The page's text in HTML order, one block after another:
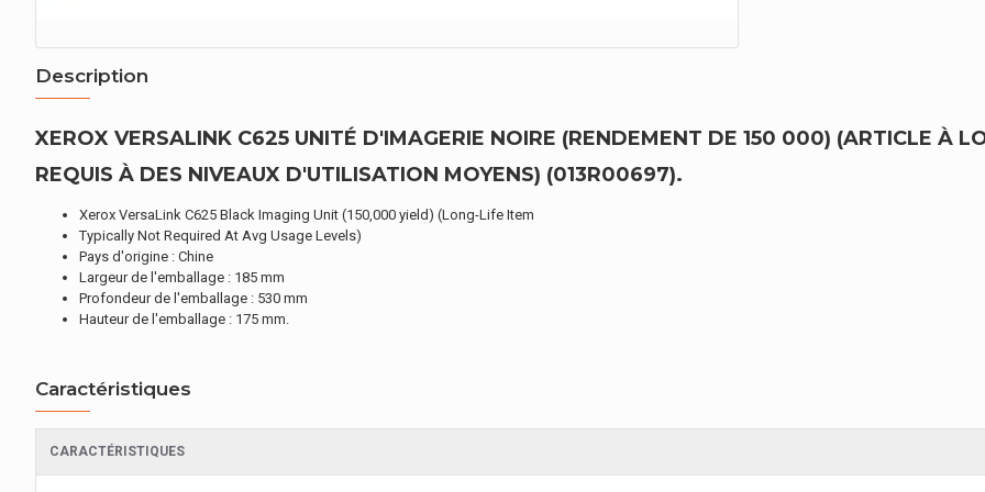
Description
XEROX VERSALINK C625 UNITÉ D'IMAGERIE NOIRE (RENDEMENT DE 150 000) (ARTICLE À
REQUIS À DES NIVEAUX D'UTILISATION MOYENS) (013R00697).
Xerox VersaLink C625 Black Imaging Unit (150,000 yield) (Long-Life Item
Typically Not Required At Avg Usage Levels)
Pays d'origine : Chine
Largeur de l'emballage : 185 mm
Profondeur de l'emballage : 530 mm
Hauteur de l'emballage : 175 mm.
Caractéristiques
CARACTÉRISTIQUES